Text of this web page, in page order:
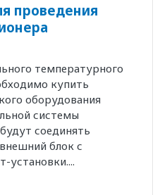
проведения
температурного
купить
оборудования
системы
соединять
блок с
установки....